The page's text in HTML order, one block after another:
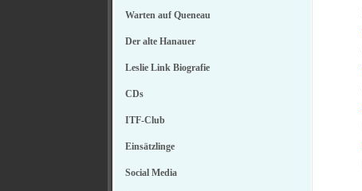
Warten auf Queneau
Der alte Hanauer
Leslie Link Biografie
CDs
ITF-Club
Einsätzlinge
Social Media